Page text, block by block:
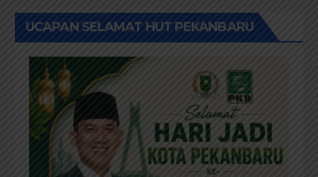
UCAPAN SELAMAT HUT PEKANBARU